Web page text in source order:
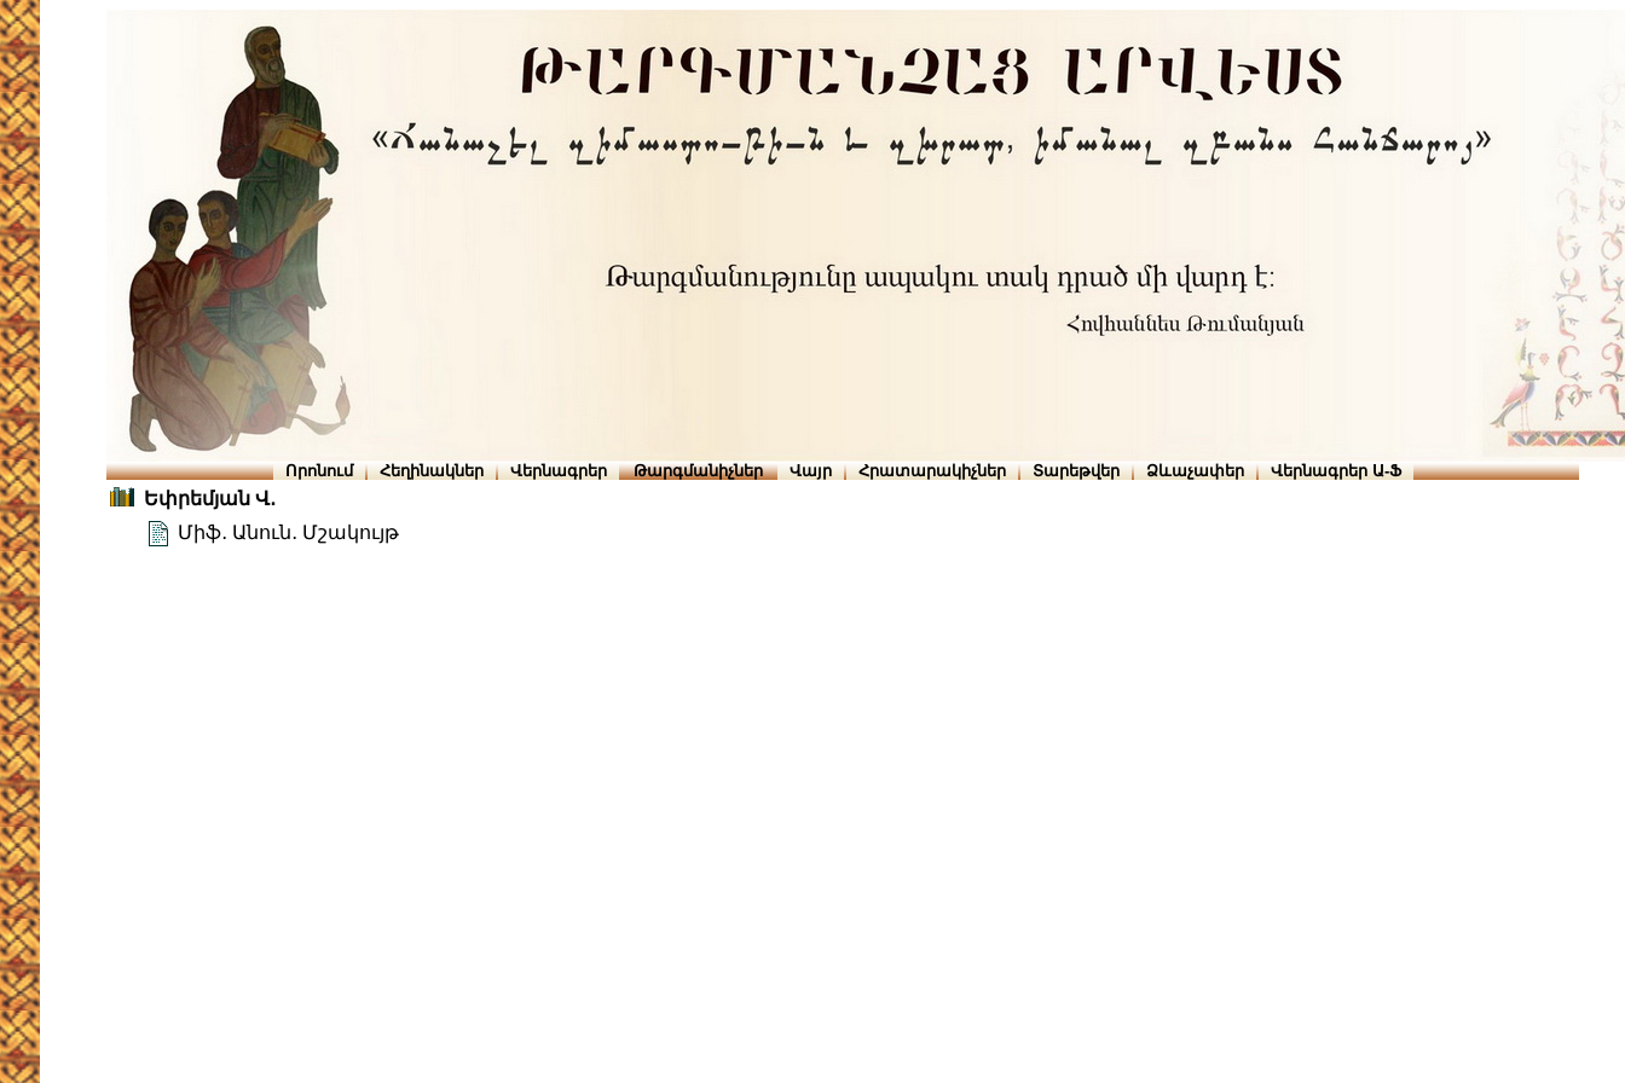
Որոնում Հեղինակներ Վերնագրեր Թարգմանիչներ Վայր Հրատարակիչներ Տարեթվեր Ձևաչափեր Վերնագրեր Ա-Ֆ
Եփրեմյան Վ․
Միֆ․ Անուն․ Մշակույթ